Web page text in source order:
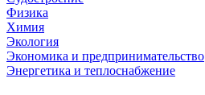
Физика
Химия
Экология
Экономика и предпринимательство
Энергетика и теплоснабжение